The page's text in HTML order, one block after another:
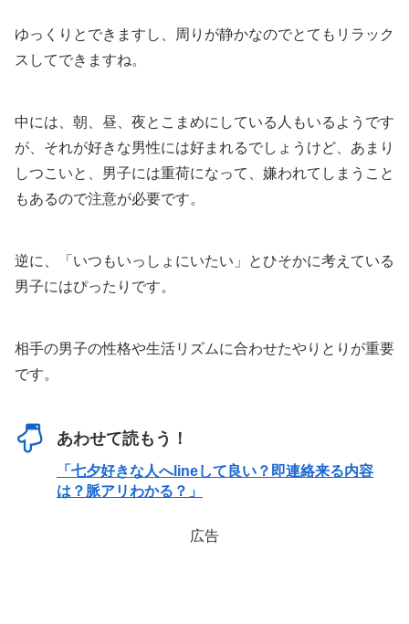
ゆっくりとできますし、周りが静かなのでとてもリラック
スしてできますね。
中には、朝、昼、夜とこまめにしている人もいるようです
が、それが好きな男性には好まれるでしょうけど、あまり
しつこいと、男子には重荷になって、嫌われてしまうこと
もあるので注意が必要です。
逆に、「いつもいっしょにいたい」とひそかに考えている
男子にはぴったりです。
相手の男子の性格や生活リズムに合わせたやりとりが重要
です。
あわせて読もう！
「七夕好きな人へlineして良い？即連絡来る内容
は？脈アリわかる？」
広告